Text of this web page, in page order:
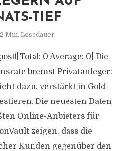
TIEF
2 Min. Lesedauer
0 Average: 0] Die
bremst Privatanleger:
dazu, verstärkt in Gold
Die neuesten Daten
Online-Anbieters für
zeigen, dass die
Kunden gegenüber den